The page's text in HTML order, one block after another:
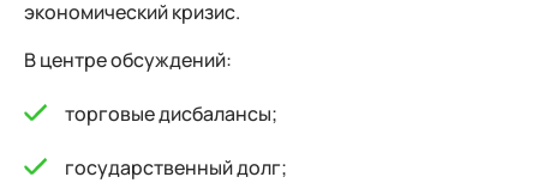
экономический кризис.
В центре обсуждений:
торговые дисбалансы;
государственный долг;